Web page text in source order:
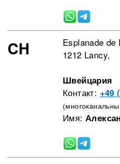
CH
Esplanade de
1212 Lancy,
Швейцария
Контакт: +49
Имя: